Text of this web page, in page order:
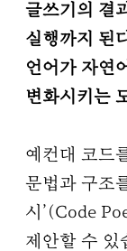
글쓰기의 결
실행까지 된
언어가 자연
변화시키는
예컨대 코드
문법과 구조
시’(Code
제안할 수 있